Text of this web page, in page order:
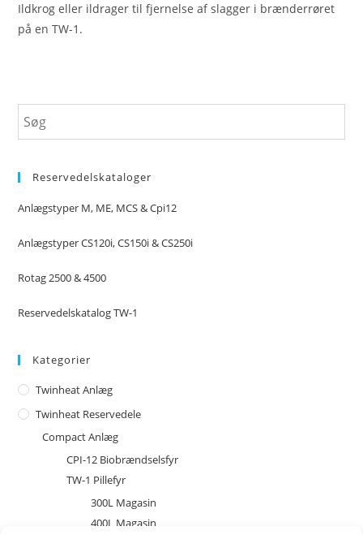
Ildkrog eller ildrager til fjernelse af slagger i brænderrøret
på en TW-1.
Reservedelskataloger
Anlægstyper M, ME, MCS & Cpi12
Anlægstyper CS120i, CS150i & CS250i
Rotag 2500 & 4500
Reservedelskatalog TW-1
Kategorier
Twinheat Anlæg
Twinheat Reservedele
Compact Anlæg
CPI-12 Biobrændselsfyr
TW-1 Pillefyr
300L Magasin
400L Magasin